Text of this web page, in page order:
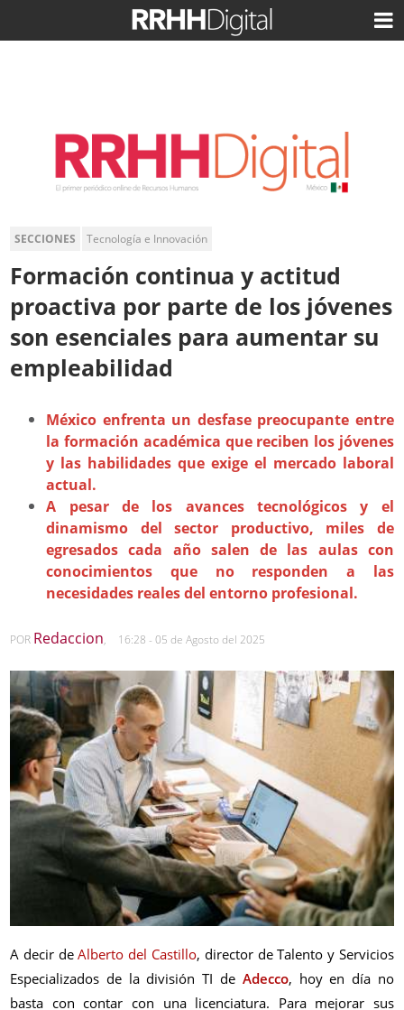
SECCIONES Tecnología e Innovación
Formación continua y actitud
proactiva por parte de los jóvenes
son esenciales para aumentar su
empleabilidad
México enfrenta un desfase preocupante entre
la formación académica que reciben los jóvenes
y las habilidades que exige el mercado laboral
actual.
A pesar de los avances tecnológicos y el
dinamismo del sector productivo, miles de
egresados cada año salen de las aulas con
conocimientos que no responden a las
necesidades reales del entorno profesional.
POR Redaccion, 16:28 - 05 de Agosto del 2025
A decir deAlberto del Castillo, director de Talento y Servicios
Especializados de la división TI de Adecco, hoy en día no
basta con contar con una licenciatura. Para mejorar sus